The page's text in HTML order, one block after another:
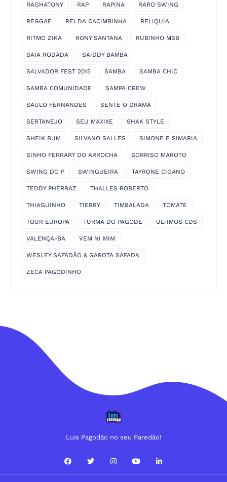
RAGHATONY RAP RAPINA RARO SWING
REGGAE REI DA CACIMBINHA RELIQUIA
RITMO ZIKA RONY SANTANA RUBINHO MSB
SAIA RODADA SAIDDY BAMBA
SALVADOR FEST 2015 SAMBA SAMBA CHIC
SAMBA COMUNIDADE SAMPA CREW
SAULO FERNANDES SENTE O DRAMA
SERTANEJO SEU MAXIXE SHAK STYLE
SHEIK BUM SILVANO SALLES SIMONE E SIMARIA
SINHO FERRARY DO ARROCHA SORRISO MAROTO
SWING DO P SWINGUEIRA TAYRONE CIGANO
TEDDY PHERRAZ THALLES ROBERTO
THIAGUINHO TIERRY TIMBALADA TOMATE
TOUR EUROPA TURMA DO PAGODE ULTIMOS CDS
VALENÇA-BA VEM NI MIM
WESLEY SAFADÃO & GAROTA SAFADA
ZECA PAGODINHO
Luis Pagodão no seu Paredão!